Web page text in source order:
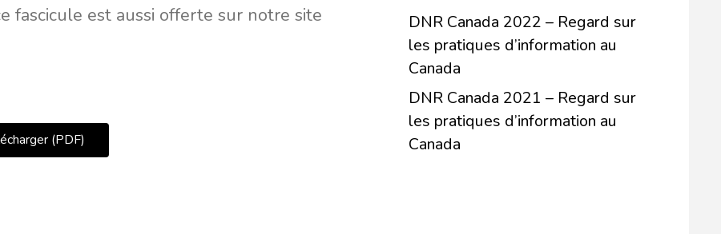
DNR Canada 2022 – Regard sur
les pratiques d’information au
Canada
DNR Canada 2021 – Regard sur
les pratiques d’information au
Canada
fascicule est aussi offerte sur notre site
(PDF)